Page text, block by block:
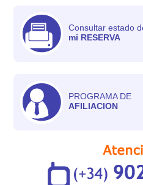
Consultar estado
mi RESERVA
PROGRAMA DE
AFILIACION